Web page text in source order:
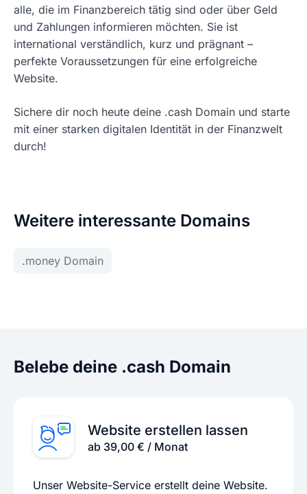
alle, die im Finanzbereich tätig sind oder über Geld
und Zahlungen informieren möchten. Sie ist
international verständlich, kurz und prägnant –
perfekte Voraussetzungen für eine erfolgreiche
Website.
Sichere dir noch heute deine .cash Domain und starte
mit einer starken digitalen Identität in der Finanzwelt
durch!
Weitere interessante Domains
.money Domain
Belebe deine .cash Domain
Website erstellen lassen
ab 39,00 € / Monat
Unser Website-Service erstellt deine Website.